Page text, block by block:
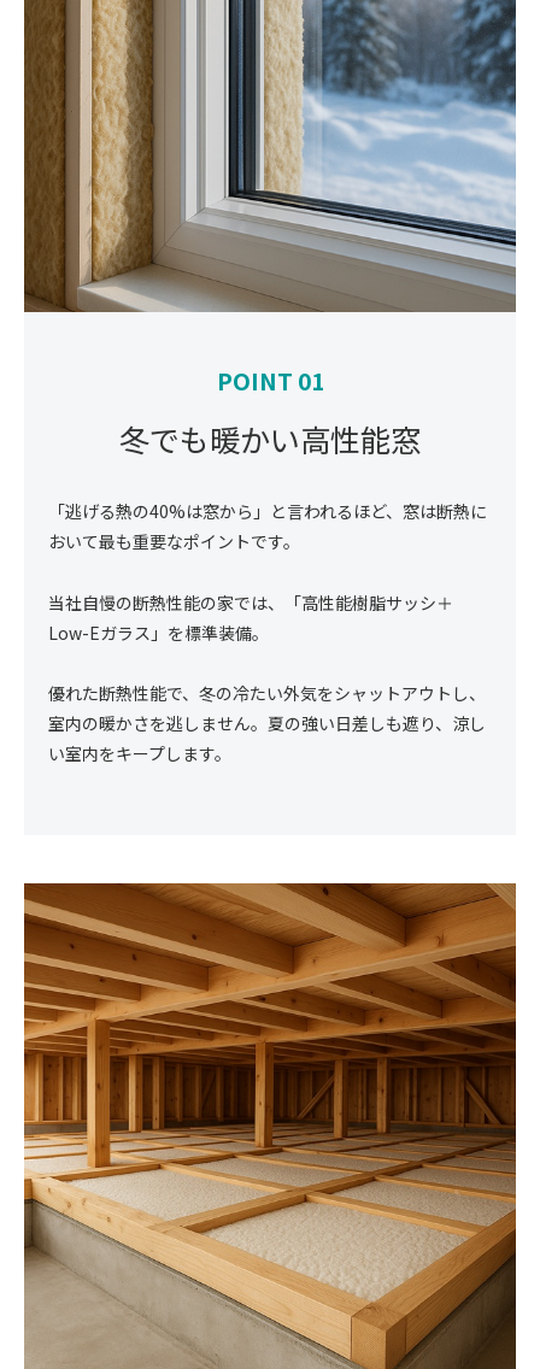
POINT 01
冬でも暖かい高性能窓
「逃げる熱の40%は窓から」と言われるほど、窓は断熱に
おいて最も重要なポイントです。
当社自慢の断熱性能の家では、「高性能樹脂サッシ＋
Low-Eガラス」を標準装備。
優れた断熱性能で、冬の冷たい外気をシャットアウトし、
室内の暖かさを逃しません。夏の強い日差しも遮り、涼し
い室内をキープします。